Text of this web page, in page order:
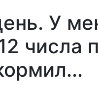
У
числа